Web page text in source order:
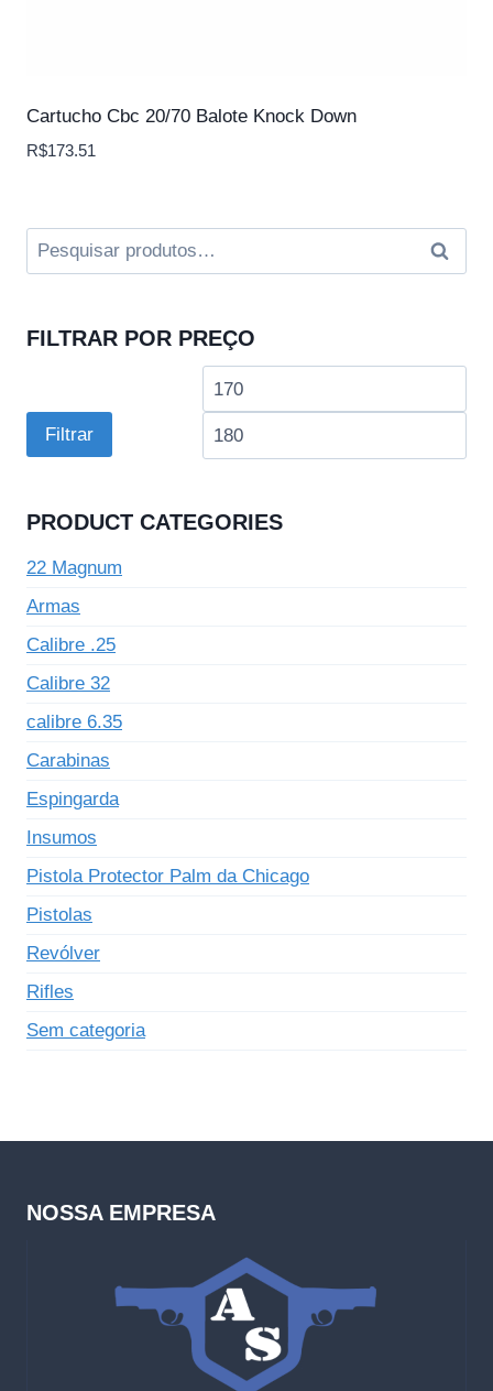
Cartucho Cbc 20/70 Balote Knock Down
R$173.51
Pesquisar
por:
FILTRAR POR PREÇO
Preço
Filtrar
PRODUCT CATEGORIES
22 Magnum
Armas
Calibre .25
Calibre 32
calibre 6.35
Carabinas
Espingarda
Insumos
Pistola Protector Palm da Chicago
Pistolas
Revólver
Rifles
Sem categoria
NOSSA EMPRESA